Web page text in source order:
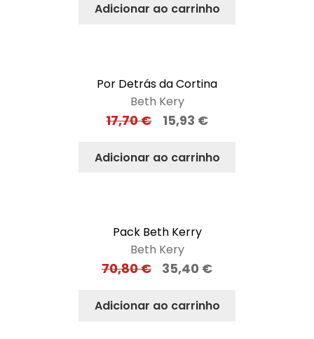
Adicionar ao carrinho
Por Detrás da Cortina
Beth Kery
17,70€ 15,93 €
Adicionar ao carrinho
Pack Beth Kerry
Beth Kery
70,80€ 35,40 €
Adicionar ao carrinho